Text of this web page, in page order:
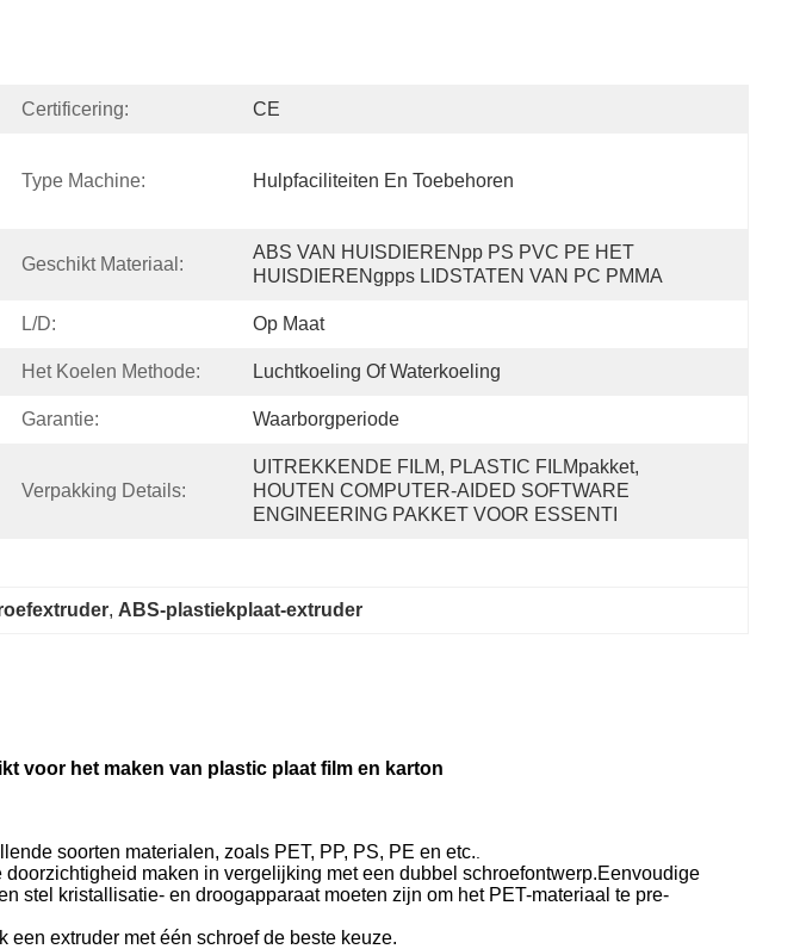
Certificering: CE
Type Machine: Hulpfaciliteiten En Toebehoren
Geschikt Materiaal:
ABS VAN HUISDIERENpp PS PVC PE HET
HUISDIERENgpps LIDSTATEN VAN PC PMMA
L/D: Op Maat
Het Koelen Methode: Luchtkoeling Of Waterkoeling
Garantie: Waarborgperiode
Verpakking Details:
UITREKKENDE FILM, PLASTIC FILMpakket,
HOUTEN COMPUTER-AIDED SOFTWARE
ENGINEERING PAKKET VOOR ESSENTI
, ABS-plastiekplaat-extruder
voor het maken van plastic plaat film en karton
soorten materialen, zoals PET, PP, PS, PE en etc.
maken in vergelijking met een dubbel schroefontwerp.Eenvoudige
stel kristallisatie- en droogapparaat moeten zijn om het PET-materiaal te pre-
extruder met één schroef de beste keuze.